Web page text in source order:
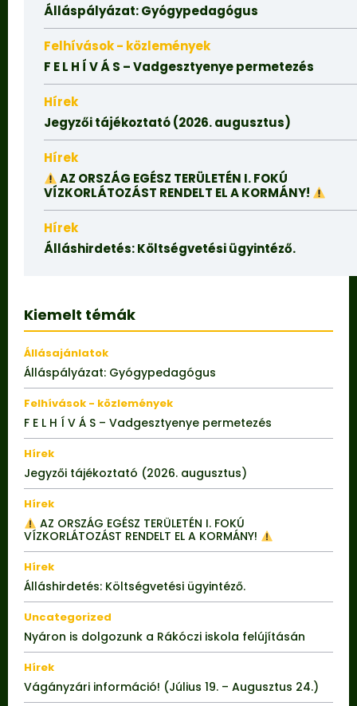
Álláspályázat: Gyógypedagógus
Felhívások - közlemények
F E L H Í V Á S – Vadgesztyenye permetezés
Hírek
Jegyzői tájékoztató (2026. augusztus)
Hírek
AZ ORSZÁG EGÉSZ TERÜLETÉN I. FOKÚ
VÍZKORLÁTOZÁST RENDELT EL A KORMÁNY!
Hírek
Álláshirdetés: Költségvetési ügyintéző.
Kiemelt témák
Állásajánlatok
Álláspályázat: Gyógypedagógus
Felhívások - közlemények
F E L H Í V Á S – Vadgesztyenye permetezés
Hírek
Jegyzői tájékoztató (2026. augusztus)
Hírek
AZ ORSZÁG EGÉSZ TERÜLETÉN I. FOKÚ
VÍZKORLÁTOZÁST RENDELT EL A KORMÁNY!
Hírek
Álláshirdetés: Költségvetési ügyintéző.
Uncategorized
Nyáron is dolgozunk a Rákóczi iskola felújításán
Hírek
Vágányzári információ! (Július 19. – Augusztus 24.)